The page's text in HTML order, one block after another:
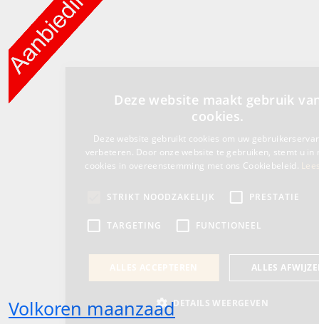
Volkoren maanzaad